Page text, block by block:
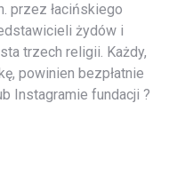
przez łacińskiego
żydów i
trzech religii. Każdy,
powinien bezpłatnie
Instagramie fundacji ?